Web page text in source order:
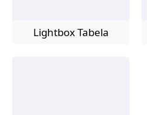
Lightbox Tabela